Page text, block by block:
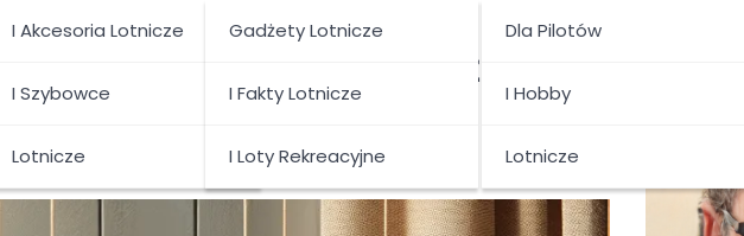
I Akcesoria Lotnicze
I Szybowce
Lotnicze
Gadżety Lotnicze
I Fakty Lotnicze
I Loty Rekreacyjne
Dla Pilotów
I Hobby
Lotnicze
Nowe Mieszkanie: Ozdoby,